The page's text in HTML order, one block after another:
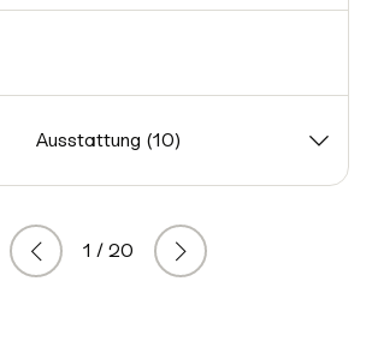
Ausstattung (10)
Zurück
1 / 20 Weiter